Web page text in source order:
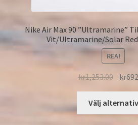
Nike Air Max 90 ”Ultramarine”
Vit/Ultramarine/Solar Red
REA!
kr1,253.00 kr
Välj alternativ